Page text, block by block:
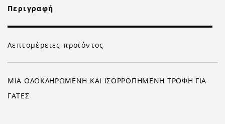
Περιγραφή
Λεπτομέρειες προϊόντος
ΜΙΑ ΟΛΟΚΛΗΡΩΜΕΝΗ ΚΑΙ ΙΣΟΡΡΟΠΗΜΕΝΗ ΤΡΟΦΗ ΓΙΑ
ΓΑΤΕΣ